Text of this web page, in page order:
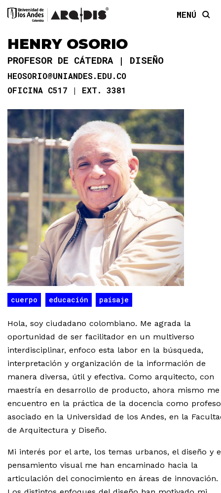
MENÚ
HENRY OSORIO
PROFESOR DE CÁTEDRA DISEÑO
HEOSORIO@UNIANDES.EDU.CO
OFICINA C517
EXT. 3381
cuerpo educación paisaje
Hola, soy ciudadano colombiano. Me agrada la
oportunidad de ser facilitador en un multiverso
interdisciplinar, enfoco esta labor en la búsqueda,
interpretación y organización de la información de
manera diversa, útil y efectiva. Como arquitecto, con
maestría en desarrollo de producto, ahora mismo me
encuentro en la práctica de la docencia como
asociado en la Universidad de los Andes, en la
de Arquitectura y Diseño.
Mi interés por el arte, los temas urbanos, el diseño y
pensamiento visual me han encaminado hacia la
articulación del conocimiento en áreas de innovación.